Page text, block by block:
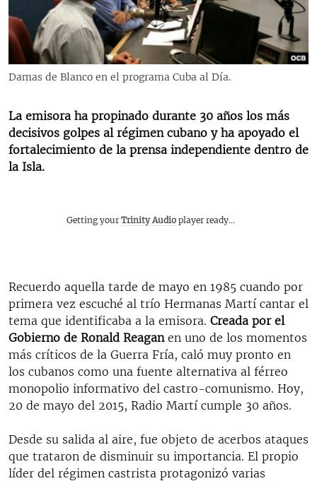
RADIO MARTÍ
ESPECIALES
ESPECIALES
SER VIEJO EN CUBA
KENTU-CUBANO
LOS SANTOS DE HIALEAH
LA INVASIÓN DE RUSIA A UCRANIA
MULTIMEDIA
SÍGUENOS
Damas de Blanco en el programa Cuba al Día.
La emisora ha propinado durante 30 años los más
decisivos golpes al régimen cubano y ha apoyado el
fortalecimiento de la prensa independiente dentro de
la Isla.
Getting yourTrinity Audio player ready...
Recuerdo aquella tarde de mayo en 1985 cuando por
primera vez escuché al trío Hermanas Martí cantar el
tema que identificaba a la emisora. Creada por el
Gobierno de Ronald Reaganen uno de los momentos
más críticos de la Guerra Fría, caló muy pronto en
los cubanos como una fuente alternativa al férreo
monopolio informativo del castro-comunismo. Hoy,
20 de mayo del 2015, Radio Martí cumple 30 años.
Desde su salida al aire, fue objeto de acerbos ataques
que trataron de disminuir su importancia. El propio
líder del régimen castrista protagonizó varias